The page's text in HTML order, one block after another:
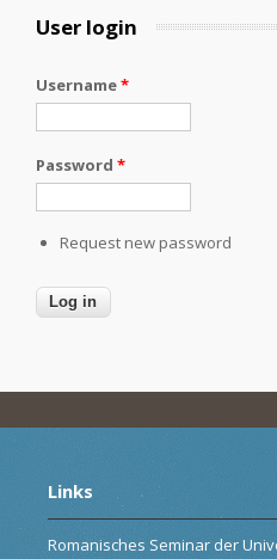
User login
Username*
Password *
Request new password
Links
Romanisches Seminar der